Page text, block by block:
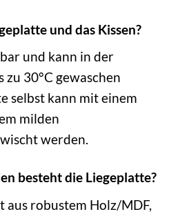
und das Kissen?
und kann in der
zu 30°C gewaschen
selbst kann mit einem
milden
werden.
besteht die Liegeplatte?
aus robustem Holz/MDF,